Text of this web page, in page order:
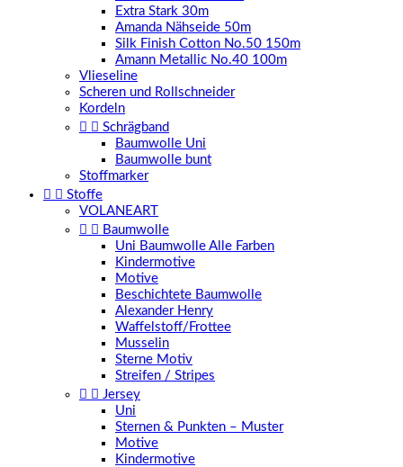
Extra Stark 30m
Amanda Nähseide 50m
Silk Finish Cotton No.50 150m
Amann Metallic No.40 100m
Vlieseline
Scheren und Rollschneider
Kordeln
  Schrägband
Baumwolle Uni
Baumwolle bunt
Stoffmarker
  Stoffe
VOLANEART
  Baumwolle
Uni Baumwolle Alle Farben
Kindermotive
Motive
Beschichtete Baumwolle
Alexander Henry
Waffelstoff/Frottee
Musselin
Sterne Motiv
Streifen / Stripes
  Jersey
Uni
Sternen & Punkten – Muster
Motive
Kindermotive